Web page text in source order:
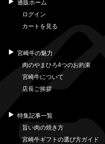
通販ホーム
ログイン
カートを見る
宮崎牛の魅力
肉のやまひろ4つのお約束
宮崎牛について
店長ご挨拶
特集記事一覧
旨い肉の焼き方
宮崎牛ギフトの選び方ガイド